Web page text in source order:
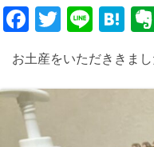
F
a
c
e
b
T
w
itt
er
Li
n
e
H
at
e
n
お土産をいただききま